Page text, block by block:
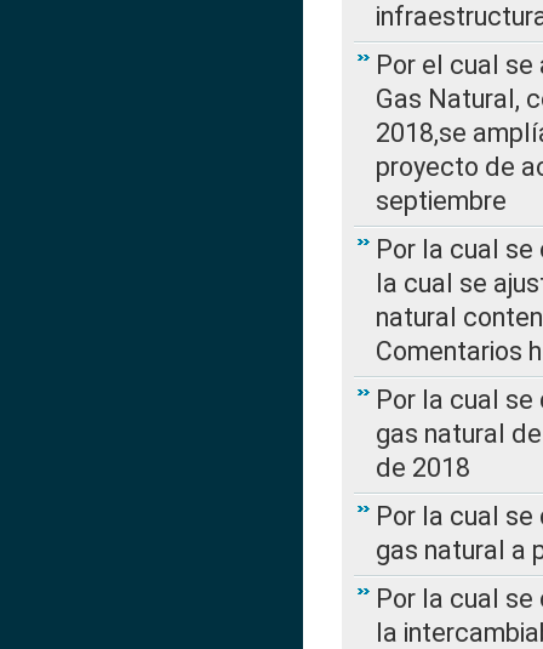
Por el cual
Gas Natural,
2018,se
proyecto de
septiembre
Por la cual se
la cual se
natural
Comentarios
Por la cual
gas natural
de 2018
Por la cual
gas natural a
Por la cual
la